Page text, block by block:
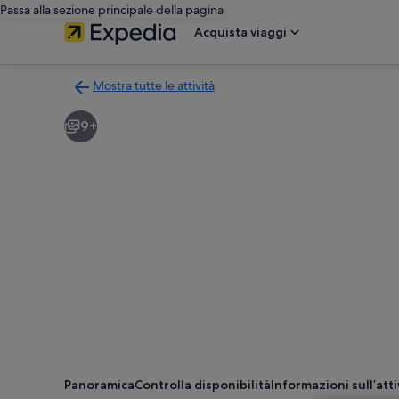
Passa alla sezione principale della pagina
Acquista viaggi
Mostra tutte le attività
alla
pagina
9+
PanoramicaControlla disponibilitàInformazioni